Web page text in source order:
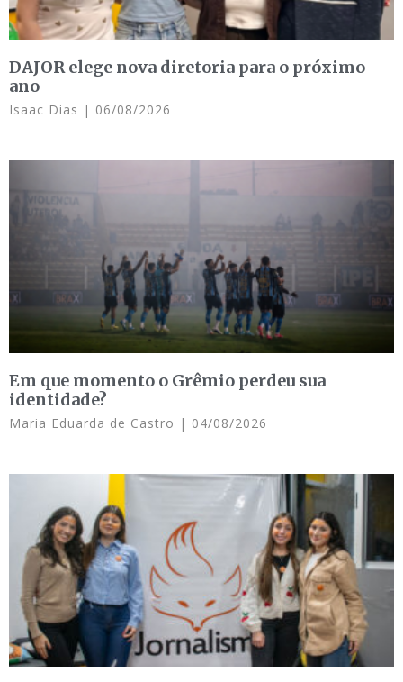
DAJOR elege nova diretoria para o próximo
ano
Isaac Dias 06/08/2026
Em que momento o Grêmio perdeu sua
identidade?
Maria Eduarda de Castro 04/08/2026